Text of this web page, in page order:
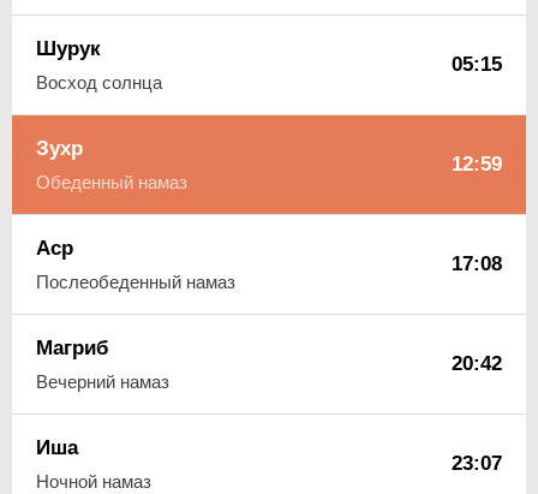
Шурук
Восход солнца
05:15
Зухр
Обеденный намаз
12:59
Аср
Послеобеденный намаз
17:08
Магриб
Вечерний намаз
20:42
Иша
Ночной намаз
23:07